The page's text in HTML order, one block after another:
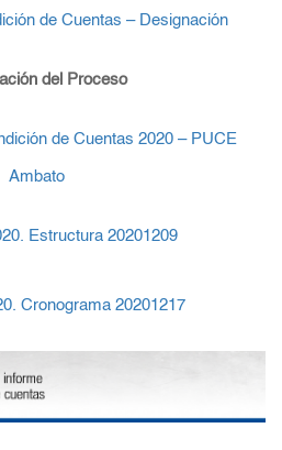
de Cuentas – Designación
del Proceso
de Cuentas 2020 – PUCE
Ambato
Estructura 20201209
Cronograma 20201217